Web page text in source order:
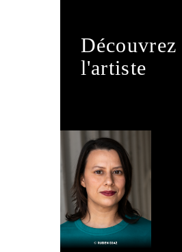
Découvrez
l'artiste